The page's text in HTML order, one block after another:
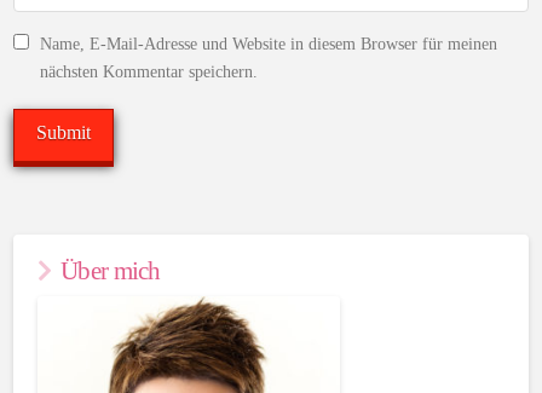
Name, E-Mail-Adresse und Website in diesem Browser für meinen
nächsten Kommentar speichern.
Über mich